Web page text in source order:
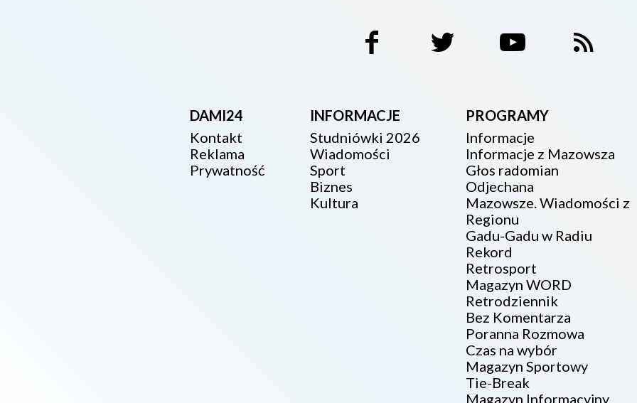
DAMI24
Kontakt
Reklama
Prywatność
INFORMACJE
Studniówki 2026
Wiadomości
Sport
Biznes
Kultura
PROGRAMY
Informacje
Informacje z Mazowsza
Głos radomian
Odjechana
Mazowsze. Wiadomości z
Regionu
Gadu-Gadu w Radiu
Rekord
Retrosport
Magazyn WORD
Retrodziennik
Bez Komentarza
Poranna Rozmowa
Czas na wybór
Magazyn Sportowy
Tie-Break
Magazyn Informacyjny